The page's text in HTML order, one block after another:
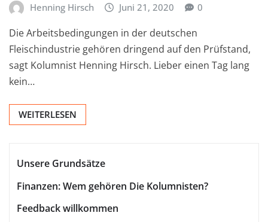
Henning Hirsch Juni 21, 2020 0
Die Arbeitsbedingungen in der deutschen
Fleischindustrie gehören dringend auf den Prüfstand,
sagt Kolumnist Henning Hirsch. Lieber einen Tag lang
kein…
WEITERLESEN
Unsere Grundsätze
Finanzen: Wem gehören Die Kolumnisten?
Feedback willkommen